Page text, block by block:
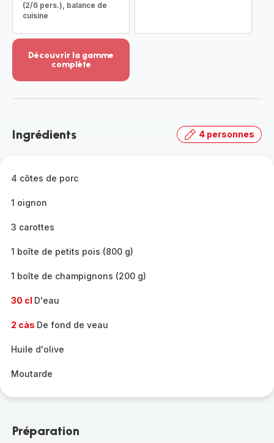
(2/6 pers.), balance de
cuisine
Découvrir la gamme
complète
-
gamme
Ingrédients 4 personnes
4 côtes de porc
1 oignon
3 carottes
1 boîte de petits pois (800 g)
1 boîte de champignons (200 g)
30 cl D'eau
2 càs De fond de veau
Huile d'olive
Moutarde
Préparation